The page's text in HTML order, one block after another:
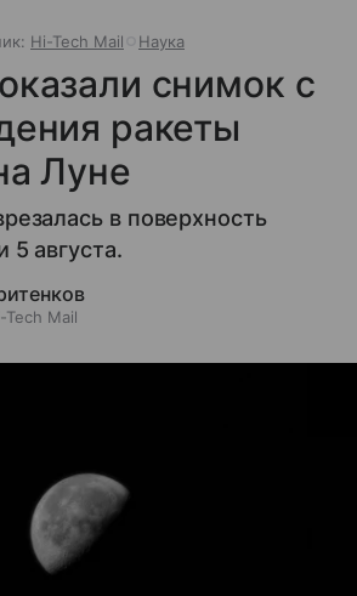
Hi-Tech Mail Наука
снимок с
ракеты
Луне
в поверхность
5 августа.
Tech Mail